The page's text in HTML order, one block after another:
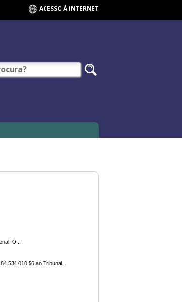
ACESSO À INTERNET
Evento ocorre de 9 a 13 de junho e visa atualizar os conhecimentos técnicos de usuários que já operam o sistema utilizado em processos de execução penal O...
Justiça Federal (CJF) liberou R$ 84.534.010,56 ao Tribunal...